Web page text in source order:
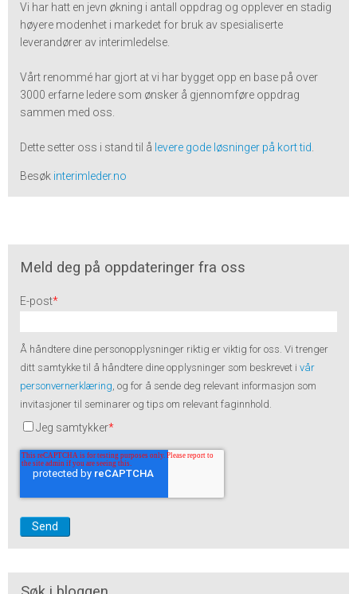
Vi har hatt en jevn økning i antall oppdrag og opplever en stadig
høyere modenhet i markedet for bruk av spesialiserte
leverandører av interimledelse.
Vårt renommé har gjort at vi har bygget opp en base på over
3000 erfarne ledere som ønsker å gjennomføre oppdrag
sammen med oss.
Dette setter oss i stand til å levere gode løsninger på kort tid
Besøk interimleder.no
Meld deg på oppdateringer fra oss
E-post*
Å håndtere dine personopplysninger riktig er viktig for oss. Vi trenger
ditt samtykke til å håndtere dine opplysninger som beskrevet i vår
personvernerklæring , og for å sende deg relevant informasjon som
invitasjoner til seminarer og tips om relevant faginnhold.
Jeg samtykker*